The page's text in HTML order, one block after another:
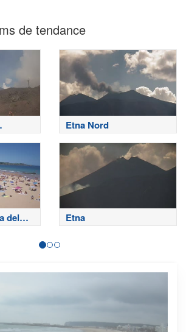
de tendance
Etna Nord
del
Etna